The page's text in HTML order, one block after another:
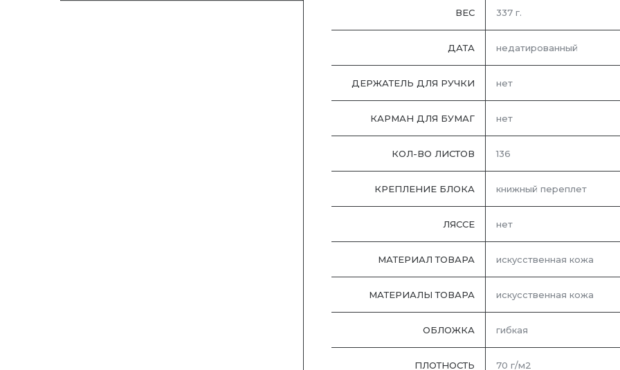
ВЕС 337 г.
ДАТА недатированный
ДЕРЖАТЕЛЬ ДЛЯ РУЧКИ нет
КАРМАН ДЛЯ БУМАГ нет
КОЛ-ВО ЛИСТОВ 136
КРЕПЛЕНИЕ БЛОКА книжный переплет
ЛЯССЕ нет
МАТЕРИАЛ ТОВАРА искусственная кожа
МАТЕРИАЛЫ ТОВАРА искусственная кожа
ОБЛОЖКА гибкая
ПЛОТНОСТЬ 70 г/м2